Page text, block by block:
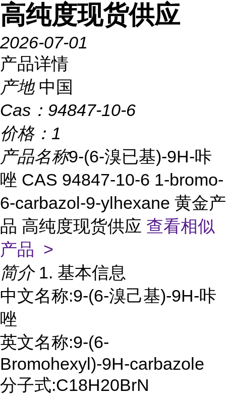
高纯度现货供应
2026-07-01
产品详情
产地 中国
Cas： 94847-10-6
价格： 1
产品名称9-(6-溴已基)-9H-咔
唑 CAS 94847-10-6 1-bromo-
6-carbazol-9-ylhexane 黄金产
品 高纯度现货供应 查看相似
产品 >
简介 1. 基本信息
中文名称:9-(6-溴己基)-9H-咔
唑
英文名称:9-(6-
Bromohexyl)-9H-carbazole
分子式:C18H20BrN